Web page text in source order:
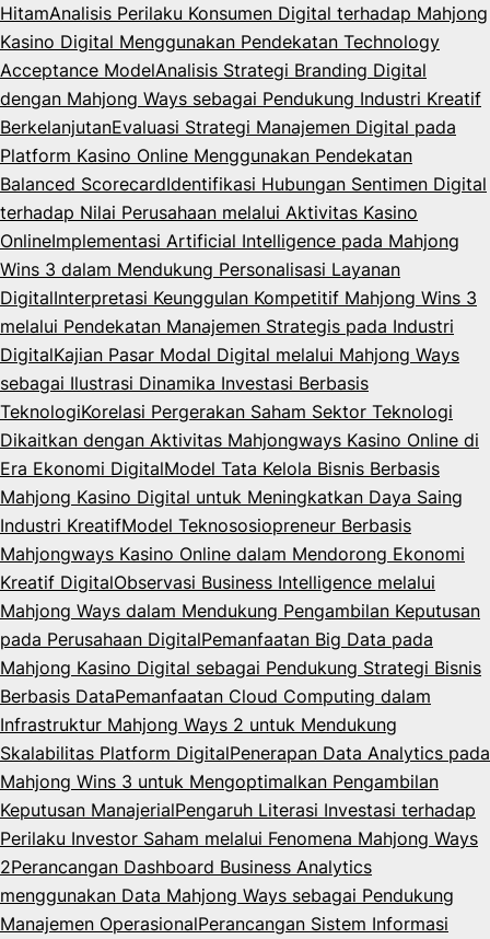
HitamAnalisis Perilaku Konsumen Digital terhadap Mahjong
Kasino Digital Menggunakan Pendekatan Technology
Acceptance ModelAnalisis Strategi Branding Digital
dengan Mahjong Ways sebagai Pendukung Industri Kreatif
BerkelanjutanEvaluasi Strategi Manajemen Digital pada
Platform Kasino Online Menggunakan Pendekatan
Balanced ScorecardIdentifikasi Hubungan Sentimen Digital
terhadap Nilai Perusahaan melalui Aktivitas Kasino
OnlineImplementasi Artificial Intelligence pada Mahjong
Wins 3 dalam Mendukung Personalisasi Layanan
DigitalInterpretasi Keunggulan Kompetitif Mahjong Wins 3
melalui Pendekatan Manajemen Strategis pada Industri
DigitalKajian Pasar Modal Digital melalui Mahjong Ways
sebagai Ilustrasi Dinamika Investasi Berbasis
TeknologiKorelasi Pergerakan Saham Sektor Teknologi
Dikaitkan dengan Aktivitas Mahjongways Kasino Online di
Era Ekonomi DigitalModel Tata Kelola Bisnis Berbasis
Mahjong Kasino Digital untuk Meningkatkan Daya Saing
Industri KreatifModel Teknososiopreneur Berbasis
Mahjongways Kasino Online dalam Mendorong Ekonomi
Kreatif DigitalObservasi Business Intelligence melalui
Mahjong Ways dalam Mendukung Pengambilan Keputusan
pada Perusahaan DigitalPemanfaatan Big Data pada
Mahjong Kasino Digital sebagai Pendukung Strategi Bisnis
Berbasis DataPemanfaatan Cloud Computing dalam
Infrastruktur Mahjong Ways 2 untuk Mendukung
Skalabilitas Platform DigitalPenerapan Data Analytics pada
Mahjong Wins 3 untuk Mengoptimalkan Pengambilan
Keputusan ManajerialPengaruh Literasi Investasi terhadap
Perilaku Investor Saham melalui Fenomena Mahjong Ways
2Perancangan Dashboard Business Analytics
menggunakan Data Mahjong Ways sebagai Pendukung
Manajemen OperasionalPerancangan Sistem Informasi